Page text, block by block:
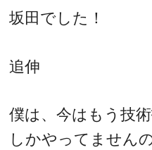
坂田でした！
追伸
僕は、今はもう技
しかやってませんの